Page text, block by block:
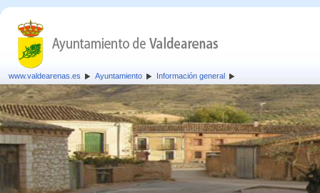
www.valdearenas.es Ayuntamiento Información general